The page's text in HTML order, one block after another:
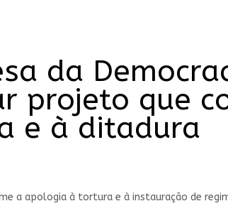
da
projeto que
e à ditadura
a apologia à tortura e à instauração de